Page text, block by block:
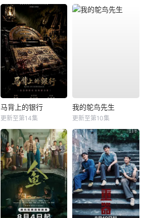
马背上的银行
更新至第14集
我的鸵鸟先生
更新至第10集